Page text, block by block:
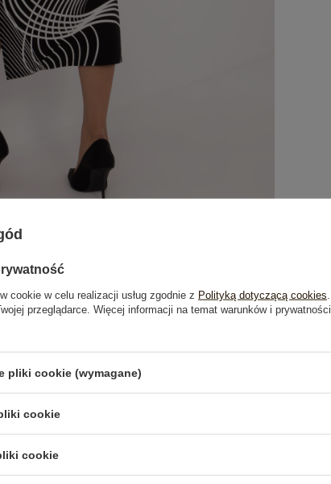
Opinie o produkcie(0)
cookie w celu realizacji usług zgodnie z Polityką dotyczącą cookies
przeglądarce. Więcej informacji na temat warunków i
pliki cookie (wymagane)
cookie
cookie